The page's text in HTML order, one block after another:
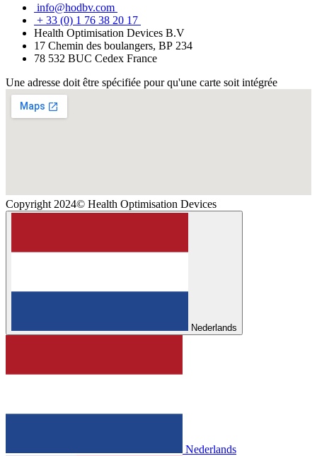
info@hodbv.com
+ 33 (0) 1 76 38 20 17
Health Optimisation Devices B.V
17 Chemin des boulangers, BP 234
78 532 BUC Cedex France
Une adresse doit être spécifiée pour qu'une carte soit intégrée
Copyright 2024© Health Optimisation Devices
Nederlands
Nederlands